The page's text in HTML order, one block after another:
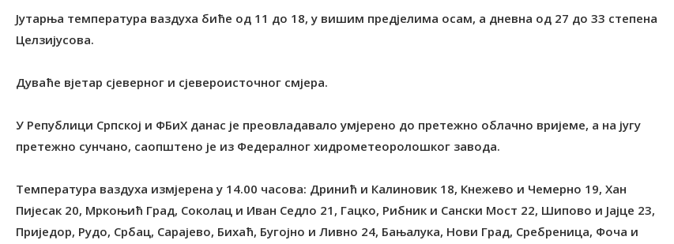
Јутарња температура ваздуха биће од 11 до 18, у вишим предјелима осам, а дневна од 27 до 33 степена
Целзијусова.
Дуваће вјетар сјеверног и сјевероисточног смјера.
У Републици Српској и ФБиХ данас је преовладавало умјерено до претежно облачно вријеме, а на југу
претежно сунчано, саопштено је из Федералног хидрометеоролошког завода.
Температура ваздуха измјерена у 14.00 часова: Дринић и Калиновик 18, Кнежево и Чемерно 19, Хан
Пијесак 20, Мркоњић Град, Соколац и Иван Седло 21, Гацко, Рибник и Сански Мост 22, Шипово и Јајце 23,
Приједор, Рудо, Србац, Сарајево, Бихаћ, Бугојно и Ливно 24, Бањалука, Нови Град, Сребреница, Фоча и